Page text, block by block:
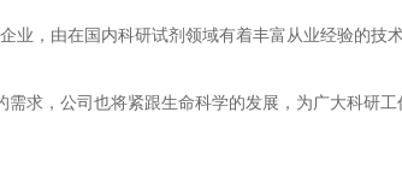
业，由在国内科研试剂领域有着丰富从业经验的技
求，公司也将紧跟生命科学的发展，为广大科研